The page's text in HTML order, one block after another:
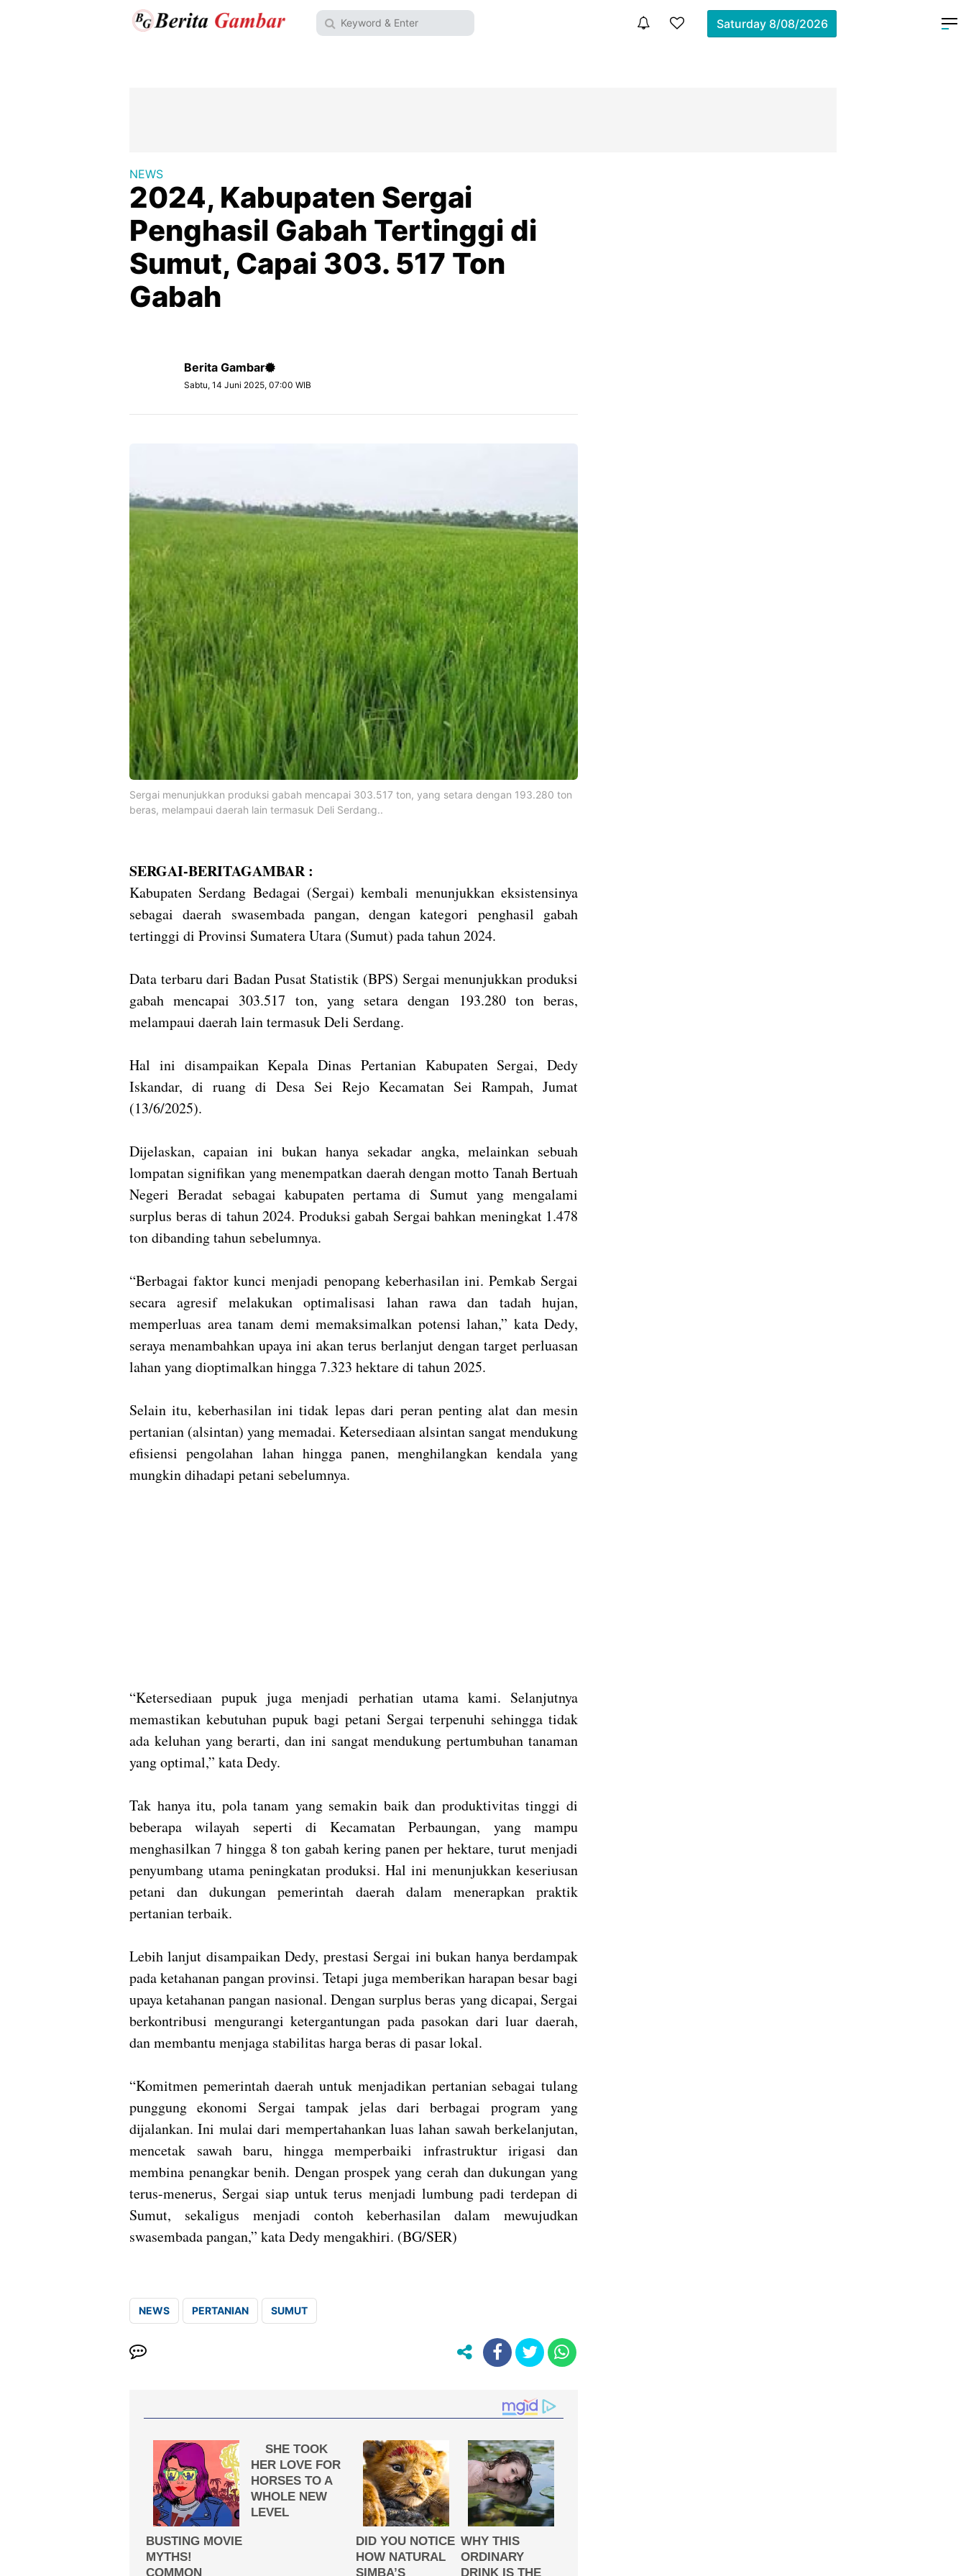
Saturday 8/08/2026
NEWS
2024, Kabupaten Sergai
Penghasil Gabah Tertinggi di
Sumut, Capai 303. 517 Ton
Gabah
Berita Gambar
Sabtu, 14 Juni 2025, 07:00 WIB
Sergai menunjukkan produksi gabah mencapai 303.517 ton, yang setara dengan 193.280 ton
beras, melampaui daerah lain termasuk Deli Serdang..
SERGAI-BERITAGAMBAR :
Kabupaten Serdang Bedagai (Sergai) kembali menunjukkan eksistensinya
sebagai daerah swasembada pangan, dengan kategori penghasil gabah
tertinggi di Provinsi Sumatera Utara (Sumut) pada tahun 2024.
Data terbaru dari Badan Pusat Statistik (BPS) Sergai menunjukkan produksi
gabah mencapai 303.517 ton, yang setara dengan 193.280 ton beras,
melampaui daerah lain termasuk Deli Serdang.
Hal ini disampaikan Kepala Dinas Pertanian Kabupaten Sergai, Dedy
Iskandar, di ruang di Desa Sei Rejo Kecamatan Sei Rampah, Jumat
(13/6/2025).
Dijelaskan, capaian ini bukan hanya sekadar angka, melainkan sebuah
lompatan signifikan yang menempatkan daerah dengan motto Tanah Bertuah
Negeri Beradat sebagai kabupaten pertama di Sumut yang mengalami
surplus beras di tahun 2024. Produksi gabah Sergai bahkan meningkat 1.478
ton dibanding tahun sebelumnya.
“Berbagai faktor kunci menjadi penopang keberhasilan ini. Pemkab Sergai
secara agresif melakukan optimalisasi lahan rawa dan tadah hujan,
memperluas area tanam demi memaksimalkan potensi lahan,” kata Dedy,
seraya menambahkan upaya ini akan terus berlanjut dengan target perluasan
lahan yang dioptimalkan hingga 7.323 hektare di tahun 2025.
Selain itu, keberhasilan ini tidak lepas dari peran penting alat dan mesin
pertanian (alsintan) yang memadai. Ketersediaan alsintan sangat mendukung
efisiensi pengolahan lahan hingga panen, menghilangkan kendala yang
mungkin dihadapi petani sebelumnya.
“Ketersediaan pupuk juga menjadi perhatian utama kami. Selanjutnya
memastikan kebutuhan pupuk bagi petani Sergai terpenuhi sehingga tidak
ada keluhan yang berarti, dan ini sangat mendukung pertumbuhan tanaman
yang optimal,” kata Dedy.
Tak hanya itu, pola tanam yang semakin baik dan produktivitas tinggi di
beberapa wilayah seperti di Kecamatan Perbaungan, yang mampu
menghasilkan 7 hingga 8 ton gabah kering panen per hektare, turut menjadi
penyumbang utama peningkatan produksi. Hal ini menunjukkan keseriusan
petani dan dukungan pemerintah daerah dalam menerapkan praktik
pertanian terbaik.
Lebih lanjut disampaikan Dedy, prestasi Sergai ini bukan hanya berdampak
pada ketahanan pangan provinsi. Tetapi juga memberikan harapan besar bagi
upaya ketahanan pangan nasional. Dengan surplus beras yang dicapai, Sergai
berkontribusi mengurangi ketergantungan pada pasokan dari luar daerah,
dan membantu menjaga stabilitas harga beras di pasar lokal.
“Komitmen pemerintah daerah untuk menjadikan pertanian sebagai tulang
punggung ekonomi Sergai tampak jelas dari berbagai program yang
dijalankan. Ini mulai dari mempertahankan luas lahan sawah berkelanjutan,
mencetak sawah baru, hingga memperbaiki infrastruktur irigasi dan
membina penangkar benih. Dengan prospek yang cerah dan dukungan yang
terus-menerus, Sergai siap untuk terus menjadi lumbung padi terdepan di
Sumut, sekaligus menjadi contoh keberhasilan dalam mewujudkan
swasembada pangan,” kata Dedy mengakhiri. (BG/SER)
NEWS PERTANIAN SUMUT